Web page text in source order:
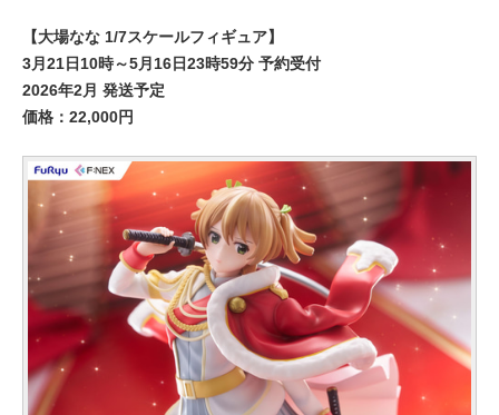
【大場なな 1/7スケールフィギュア】
3月21日10時～5月16日23時59分 予約受付
2026年2月 発送予定
価格：22,000円